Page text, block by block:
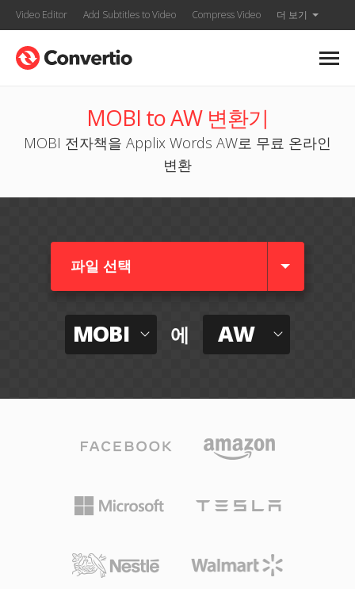
Video Editor Add Subtitles to Video Compress Video 더 보기
MOBI to AW 변환기
MOBI 전자책을 Applix Words AW로 무료 온라인
변환
파일 선택
MOBI 에 AW